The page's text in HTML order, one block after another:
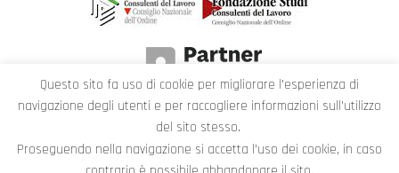
Questo sito fa uso di cookie per migliorare l’esperienza di
navigazione degli utenti e per raccogliere informazioni sull’utilizzo
del sito stesso.
Proseguendo nella navigazione si accetta l’uso dei cookie, in caso